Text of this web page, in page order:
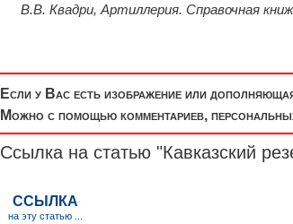
В.В. Квадри, Артиллерия. Справочная
Если у Вас есть изображение или
Можно с помощью комментариев,
Ссылка на статью "Кавказский